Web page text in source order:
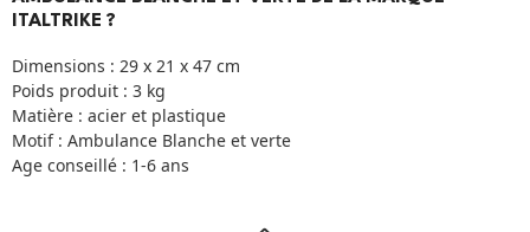
ITALTRIKE ?
Dimensions : 29 x 21 x 47 cm
Poids produit : 3 kg
Matière : acier et plastique
Motif : Ambulance Blanche et verte
Age conseillé : 1-6 ans